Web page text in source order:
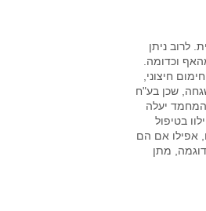
לרוב ניתן
וכדומה.
חיצוני,
שכן בע"ח
המחמד יעלה
בטיפול
אפילו אם הם
מתן